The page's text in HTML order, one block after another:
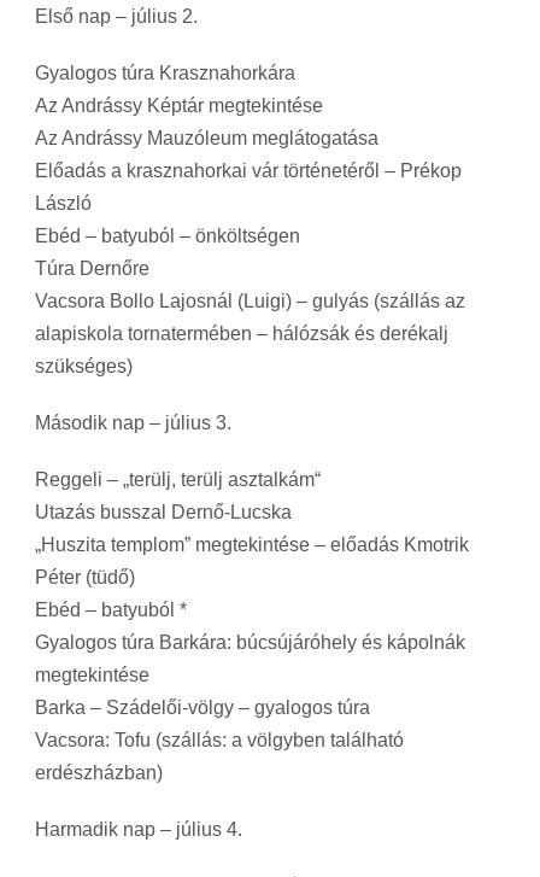
Első nap – július 2.
Gyalogos túra Krasznahorkára
Az Andrássy Képtár megtekintése
Az Andrássy Mauzóleum meglátogatása
Előadás a krasznahorkai vár történetéről – Prékop
László
Ebéd – batyuból – önköltségen
Túra Dernőre
Vacsora Bollo Lajosnál (Luigi) – gulyás (szállás az
alapiskola tornatermében – hálózsák és derékalj
szükséges)
Második nap – július 3.
Reggeli – „terülj, terülj asztalkám“
Utazás busszal Dernő-Lucska
„Huszita templom” megtekintése – előadás Kmotrik
Péter (tüdő)
Ebéd – batyuból *
Gyalogos túra Barkára: búcsújáróhely és kápolnák
megtekintése
Barka – Szádelői-völgy – gyalogos túra
Vacsora: Tofu (szállás: a völgyben található
erdészházban)
Harmadik nap – július 4.